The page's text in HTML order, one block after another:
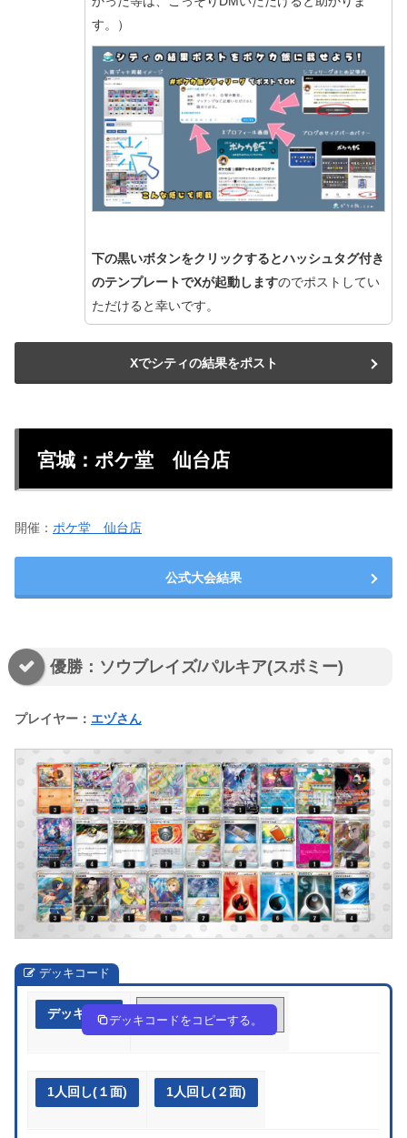
す。）
下の黒いボタンをクリックするとハッシュタグ付き
のテンプレートでXが起動しますのでポストしてい
ただけると幸いです。
Xでシティの結果をポスト
宮城：ポケ堂 仙台店
開催： ポケ堂 仙台店
公式大会結果
優勝：ソウブレイズ/パルキア(スボミー)
プレイヤー： エヅさん
デッキコード
デッキ作成 22ypyp-fQzJPz-yMXypy
デッキコードをコピーする。
1人回し(１面) 1人回し(２面)